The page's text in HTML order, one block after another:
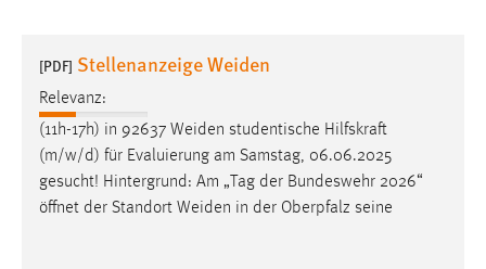
[PDF] Stellenanzeige Weiden
Relevanz:
(11h-17h) in 92637 Weiden studentische Hilfskraft
(m/w/d) für Evaluierung am Samstag, 06.06.2025
gesucht! Hintergrund: Am „Tag der Bundeswehr 2026“
öffnet der Standort Weiden in der Oberpfalz seine
Performance
Name:
Zweck: